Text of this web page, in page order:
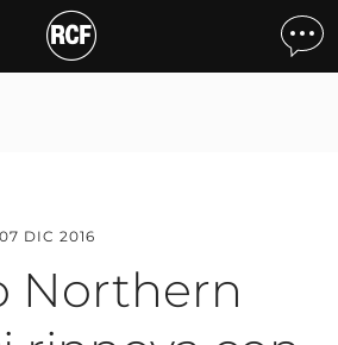
Stage si
07 DIC 2016
Northern